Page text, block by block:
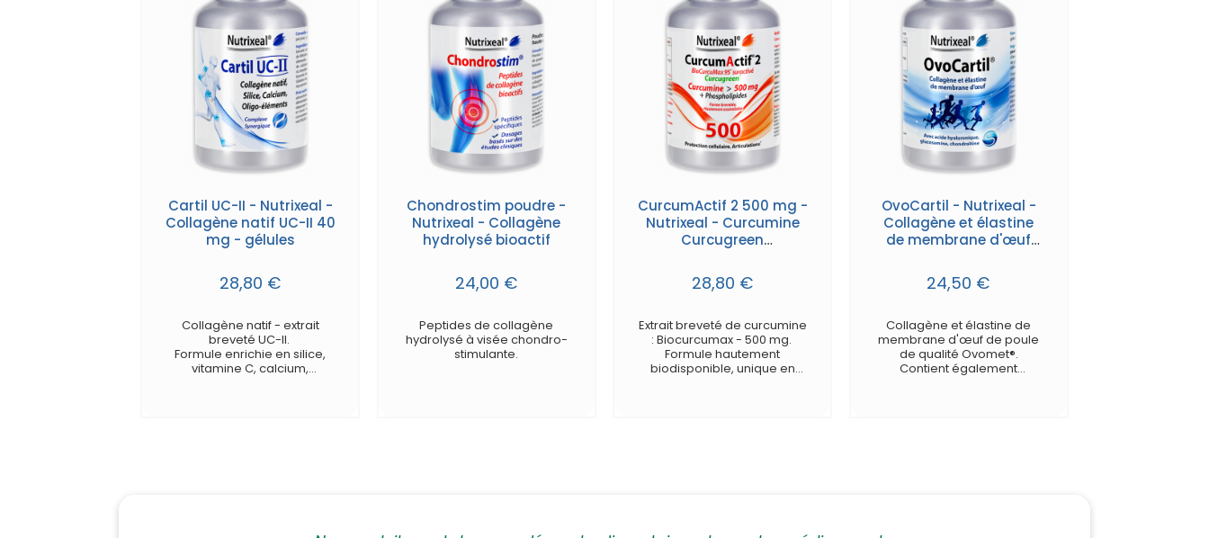
Cartil UC-II - Nutrixeal -
Collagène natif UC-II 40
mg - gélules
28,80 €
Collagène natif - extrait
breveté UC-II.
Formule enrichie en silice,
vitamine C, calcium,
Chondrostim poudre -
Nutrixeal - Collagène
hydrolysé bioactif
24,00 €
Peptides de collagène
hydrolysé à visée chondro-
stimulante.
CurcumActif 2 500 mg -
Nutrixeal - Curcumine
Curcugreen
suractivée - gélules
28,80 €
Extrait breveté de curcumine
: Biocurcumax - 500 mg.
Formule hautement
biodisponible, unique en
OvoCartil - Nutrixeal -
Collagène et élastine
de membrane d'œuf
gélules
24,50 €
Collagène et élastine de
membrane d'œuf de poule
de qualité Ovomet®.
Contient également